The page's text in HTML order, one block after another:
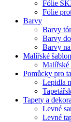
Fólie
Fólie
Barvy
Barvy
Barvy
Barvy
Malířské
Malířské
Pomůcky pro
Lepidla
Tapety a
Levné
Levné